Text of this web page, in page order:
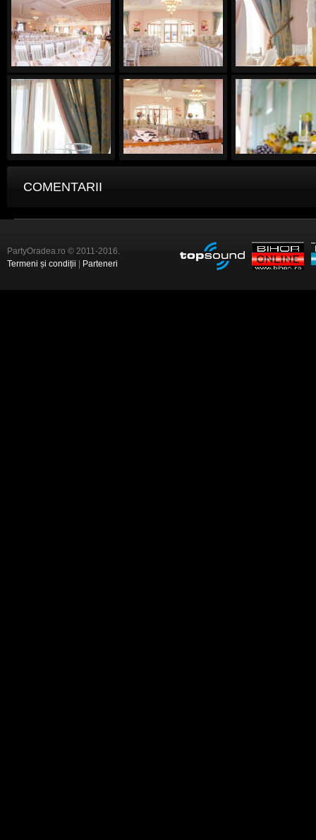
COMENTARII
PartyOradea.ro © 2011-2016.
Termeni și condiții
Parteneri